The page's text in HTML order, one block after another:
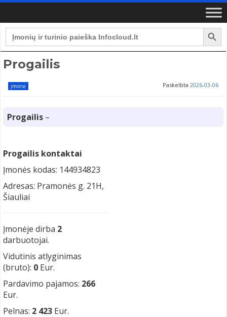
Search
for:
Search Button
Progailis
Įmonė Paskelbta 2026-03-06
Progailis –
Progailis kontaktai
Įmonės kodas: 144934823
Adresas: Pramonės g. 21H,
Šiauliai
Įmonėje dirba 2
darbuotojai.
Vidutinis atlyginimas
(bruto): 0 Eur.
Pardavimo pajamos: 266
Eur.
Pelnas: 2 423 Eur.